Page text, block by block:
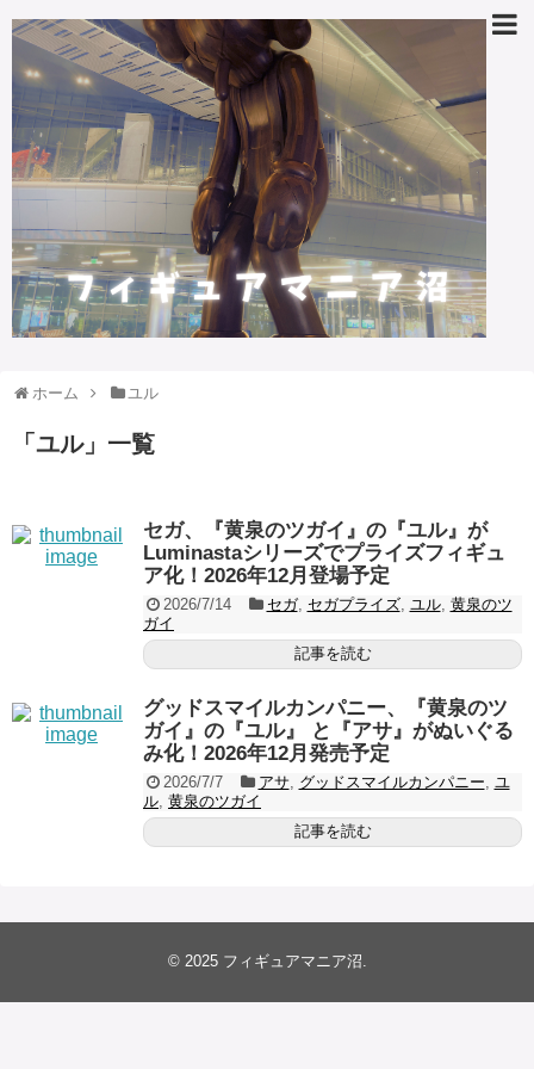
ホーム ユル
「 ユル」 一覧
セガ、『黄泉のツガイ』の『ユル』が
Luminastaシリーズでプライズフィギュ
ア化！2026年12月登場予定
2026/7/14 セガ, セガプライズ, ユル, 黄泉のツ
ガイ
記事を読む
グッドスマイルカンパニー、『黄泉のツ
ガイ』の『ユル』 と『アサ』がぬいぐる
み化！2026年12月発売予定
2026/7/7 アサ, グッドスマイルカンパニー, ユ
ル, 黄泉のツガイ
記事を読む
© 2025 フィギュアマニア沼.